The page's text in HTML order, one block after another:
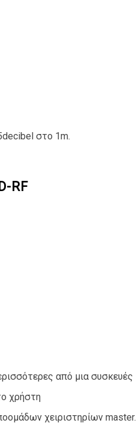
στο 1m.
RF
από μια συσκευές
χρήστη
χειριστηρίων master.